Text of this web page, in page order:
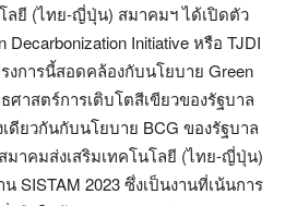
ลยี (ไทย-ญี่ปุ่น) สมาคมฯ ได้เปิดตัว
Decarbonization Initiative หรือ TJDI
งการนี้สอดคล้องกับนโยบาย Green
ศาสตร์การเติบโตสีเขียวของรัฐบาล
ดียวกันกับนโยบาย BCG ของรัฐบาล
มาคมส่งเสริมเทคโนโลยี (ไทย-ญี่ปุ่น)
SISTAM 2023 ซึ่งเป็นงานที่เน้นการ